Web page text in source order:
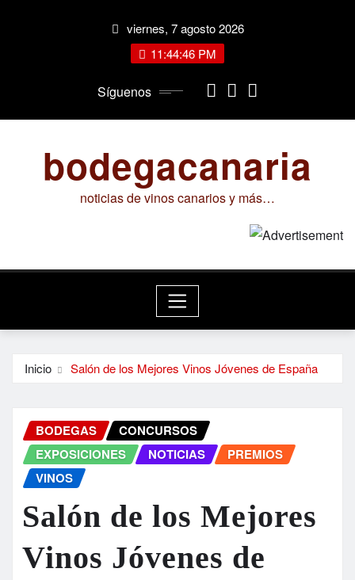
viernes, 7 agosto 2026
11:44:47 PM
Síguenos
bodegacanaria
noticias de vinos canarios y más…
Inicio Salón de los Mejores Vinos Jóvenes de España
BODEGAS
CONCURSOS
EXPOSICIONES
NOTICIAS
PREMIOS
VINOS
Salón de los Mejores
Vinos Jóvenes de